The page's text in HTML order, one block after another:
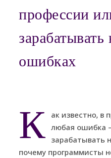
профессии
ошибках
К
ак известно, в
любая ошибка
зарабатывать
почему программисты